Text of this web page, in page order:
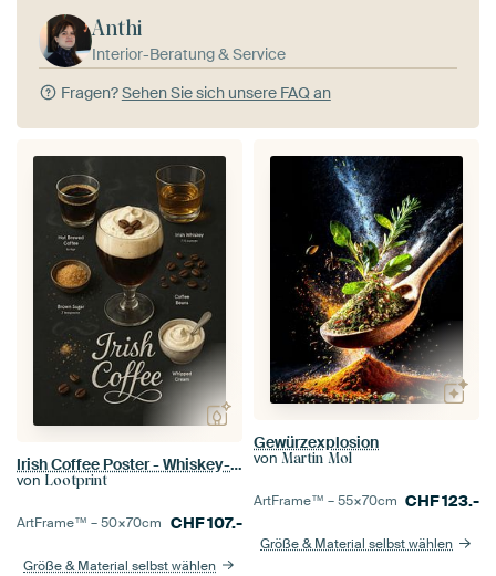
Anthi
Interior-Beratung & Service
Fragen?Sehen Sie sich unsere FAQ an
Irish Coffee Poster - Whiskey-Espresso-Creme-Cocktail
von Lootprint
ArtFrame™ –50×70cm CHF107.-
Größe & Material selbst wählen
Gewürzexplosion
von Martin Mol
ArtFrame™ –55×70cm CHF123.-
Größe & Material selbst wählen